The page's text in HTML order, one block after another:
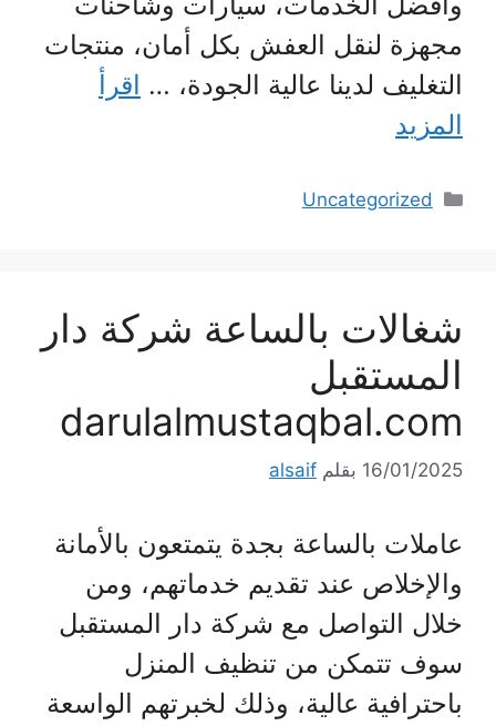
مجهزة لنقل العفش بكل أمان، منتجات
التغليف لدينا عالية الجودة، … اقرأ
المزيد
التصنيفات
Uncategorized
شغالات بالساعة شركة دار
المستقبل
darulalmustaqbal.com
16/01/2025 بقلم alsaif
عاملات بالساعة بجدة يتمتعون بالأمانة
والإخلاص عند تقديم خدماتهم، ومن
خلال التواصل مع شركة دار المستقبل
سوف تتمكن من تنظيف المنزل
باحترافية عالية، وذلك لخبرتهم الواسعة